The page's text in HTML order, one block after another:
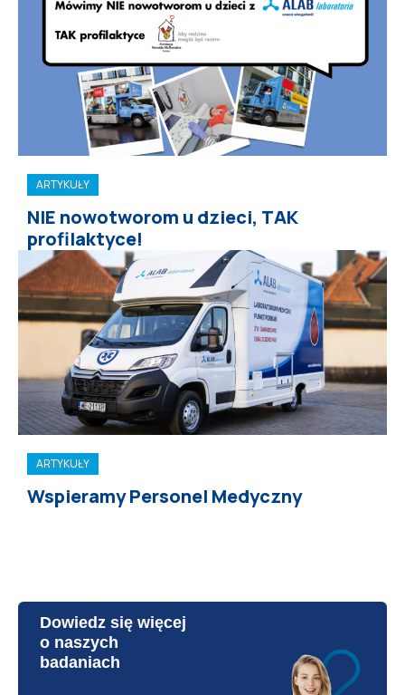
ARTYKUŁY
NIE nowotworom u dzieci, TAK
profilaktyce!
ARTYKUŁY
Wspieramy Personel Medyczny
Dowiedz się więcej
o naszych
badaniach